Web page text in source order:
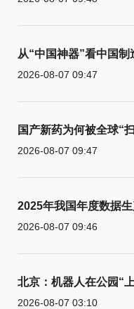
从“中国神器”看中国制
2026-08-07 09:47
国产新药为何被全球“
2026-08-07 09:47
2025年我国年度数据
2026-08-07 09:46
北京：机器人在公园“
2026-08-07 03:10